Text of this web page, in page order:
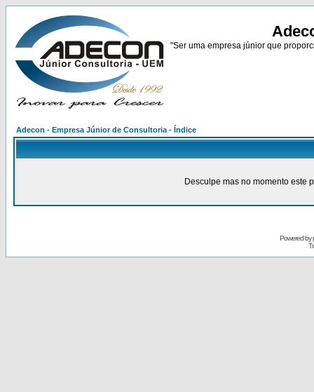
"Ser uma empresa júnior que
Adecon - Empresa Júnior de Consultoria - Índice
Desculpe mas no momento este
Powered by